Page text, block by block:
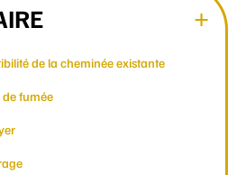
de la cheminée existante
fumée